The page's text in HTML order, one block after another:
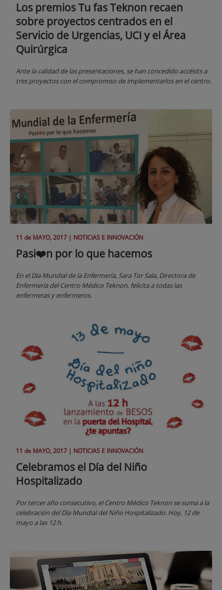
Los premios Tu fas Teknon recaen
sobre proyectos centrados en el
Servicio de Urgencias, UCI y el Área
Quirúrgica
Ante la calidad de las presentaciones, se han concedido accésits a
tres proyectos con el compromiso de implementarlos en el centro.
11 de MAYO, 2017 | NOTICIAS E INNOVACIÓN
Pasi❤️n por lo que hacemos
En el Día Mundial de la Enfermería, Sara Tor Sala, Directora de
Enfermería del Centro Médico Teknon, felicita a todas las
enfermeras y enfermeros.
11 de MAYO, 2017 | NOTICIAS E INNOVACIÓN
Celebramos el Día del Niño
Hospitalizado
Por tercer año consecutivo, el Centro Médico Teknon se suma a la
celebración del Día Mundial del Niño Hospitalizado. Hoy, 12 de
mayo a las 12 h.